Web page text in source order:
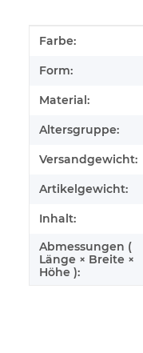
Produkteigenschaft
Wert
Farbe:
Form:
Material:
Altersgruppe:
Versandgewicht:
Artikelgewicht:
Inhalt:
Abmessungen (
Länge × Breite ×
Höhe ):